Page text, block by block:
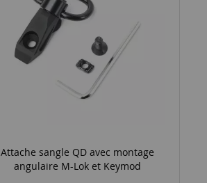
Attache sangle QD avec montage
angulaire M-Lok et Keymod